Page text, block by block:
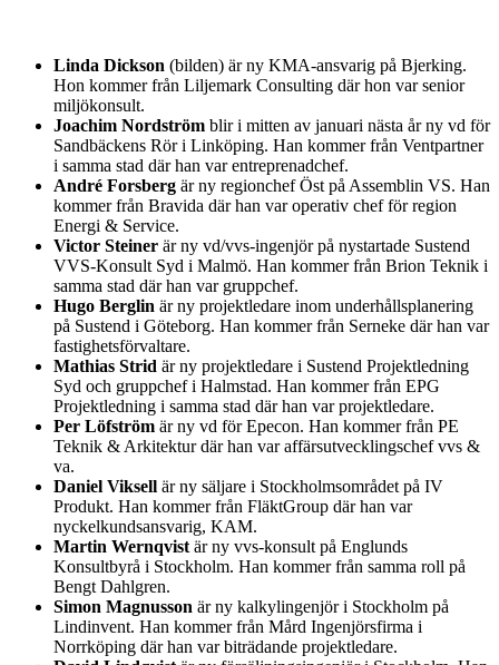
Linda Dickson (bilden) är ny KMA-ansvarig på Bjerking.
Hon kommer från Liljemark Consulting där hon var senior
miljökonsult.
Joachim Nordström blir i mitten av januari nästa år ny vd för
Sandbäckens Rör i Linköping. Han kommer från Ventpartner
i samma stad där han var entreprenadchef.
André Forsberg är ny regionchef Öst på Assemblin VS. Han
kommer från Bravida där han var operativ chef för region
Energi & Service.
Victor Steiner är ny vd/vvs-ingenjör på nystartade Sustend
VVS-Konsult Syd i Malmö. Han kommer från Brion Teknik i
samma stad där han var gruppchef.
Hugo Berglin är ny projektledare inom underhållsplanering
på Sustend i Göteborg. Han kommer från Serneke där han var
fastighetsförvaltare.
Mathias Strid är ny projektledare i Sustend Projektledning
Syd och gruppchef i Halmstad. Han kommer från EPG
Projektledning i samma stad där han var projektledare.
Per Löfström är ny vd för Epecon. Han kommer från PE
Teknik & Arkitektur där han var affärsutvecklingschef vvs &
va.
Daniel Viksell är ny säljare i Stockholmsområdet på IV
Produkt. Han kommer från FläktGroup där han var
nyckelkundsansvarig, KAM.
Martin Wernqvist är ny vvs-konsult på Englunds
Konsultbyrå i Stockholm. Han kommer från samma roll på
Bengt Dahlgren.
Simon Magnusson är ny kalkylingenjör i Stockholm på
Lindinvent. Han kommer från Mård Ingenjörsfirma i
Norrköping där han var biträdande projektledare.